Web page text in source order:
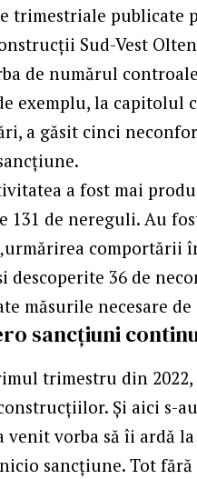
trimestriale publicate
Sud-Vest
de numărul
exemplu, la capitolul
a găsit cinci
a fost mai
131 de nereguli. Au
descoperite 36 de
măsurile necesare
sancţiuni
trimestru din
Şi aici s-
venit vorba să îi ardă
sancţiune. Tot